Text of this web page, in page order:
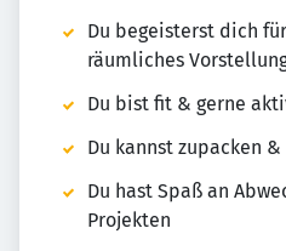
Du begeisterst dich
räumliches
Du bist fit & gerne
Du kannst zupacken
Du hast Spaß an
Projekten